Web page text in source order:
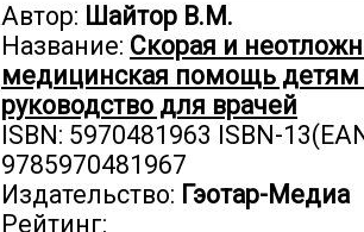
Автор: Шайтор В.М.
Название: Скорая и
медицинская помощь детям
руководство для врачей
ISBN: 5970481963 ISBN-
9785970481967
Издательство: Гэотар-Медиа
Рейтинг: